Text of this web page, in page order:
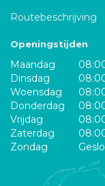
Routebeschrijving
Openingstijden
Maandag
Dinsdag
Woensdag
Donderdag
Vrijdag
Zaterdag
Zondag